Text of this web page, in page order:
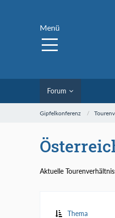
Menü
Forum
Gipfelkonferenz
Aktuelle
Thema